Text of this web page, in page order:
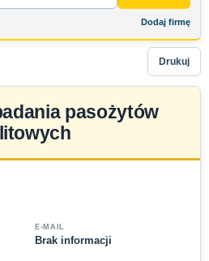
Dodaj firmę
Drukuj
pasożytów
E-MAIL
Brak informacji